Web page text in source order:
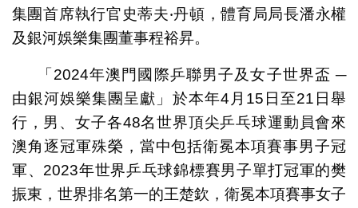
集團首席執行官史蒂夫‧丹頓，體育局局長潘永權
及銀河娛樂集團董事程裕昇。
「2024年澳門國際乒聯男子及女子世界盃 ─
由銀河娛樂集團呈獻」於本年4月15日至21日舉
行，男、女子各48名世界頂尖乒乓球運動員會來
澳角逐冠軍殊榮，當中包括衛冕本項賽事男子冠
軍、2023年世界乒乓球錦標賽男子單打冠軍的樊
振東，世界排名第一的王楚欽，衛冕本項賽事女子